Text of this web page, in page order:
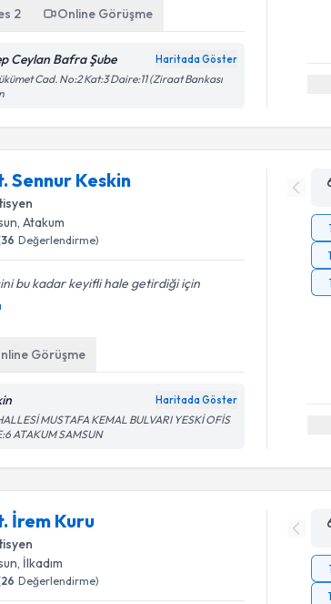
2 Online Görüşme
Ceylan Bafra Şube Haritada Göster
Cad. No:2 Kat:3 Daire:11 (Ziraat Bankası
Sennur Keskin
, Atakum
36 Değerlendirme)
bu kadar keyifli hale getirdiği için
Görüşme
Haritada Göster
MUSTAFA KEMAL BULVARI YESKİ OFİS
ATAKUM SAMSUN
İrem Kuru
, İlkadım
26 Değerlendirme)